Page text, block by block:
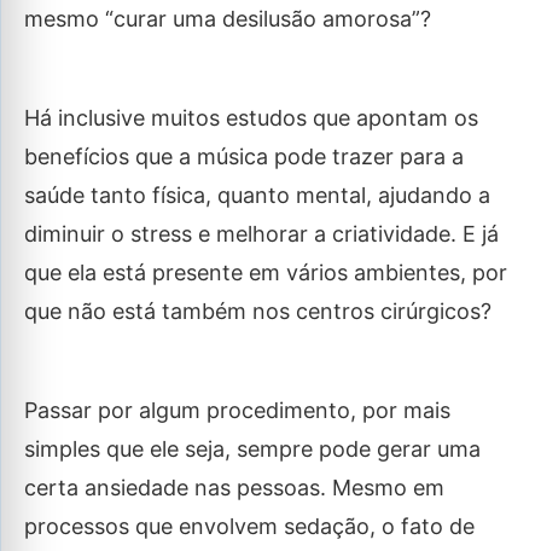
mesmo “curar uma desilusão amorosa”?
Há inclusive muitos estudos que apontam os
benefícios que a música pode trazer para a
saúde tanto física, quanto mental, ajudando a
diminuir o stress e melhorar a criatividade. E já
que ela está presente em vários ambientes, por
que não está também nos centros cirúrgicos?
Passar por algum procedimento, por mais
simples que ele seja, sempre pode gerar uma
certa ansiedade nas pessoas. Mesmo em
processos que envolvem sedação, o fato de